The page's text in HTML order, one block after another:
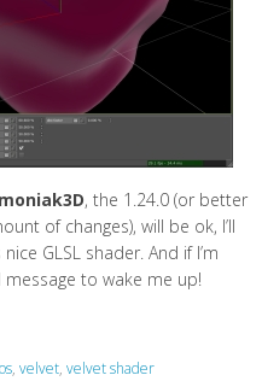
, the 1.24.0 (or better
of changes), will be ok, I’ll
GLSL shader. And if I’m
to wake me up!
, velvet, velvet shader